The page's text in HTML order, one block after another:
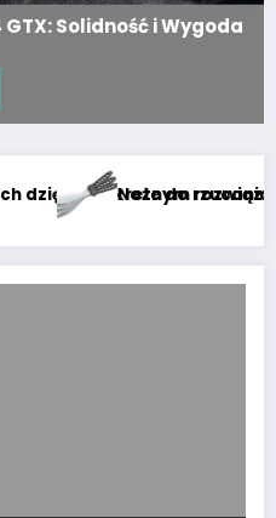
Solidność i Wygoda
dyskretnym rozwiązaniom
Noże do rzucania: